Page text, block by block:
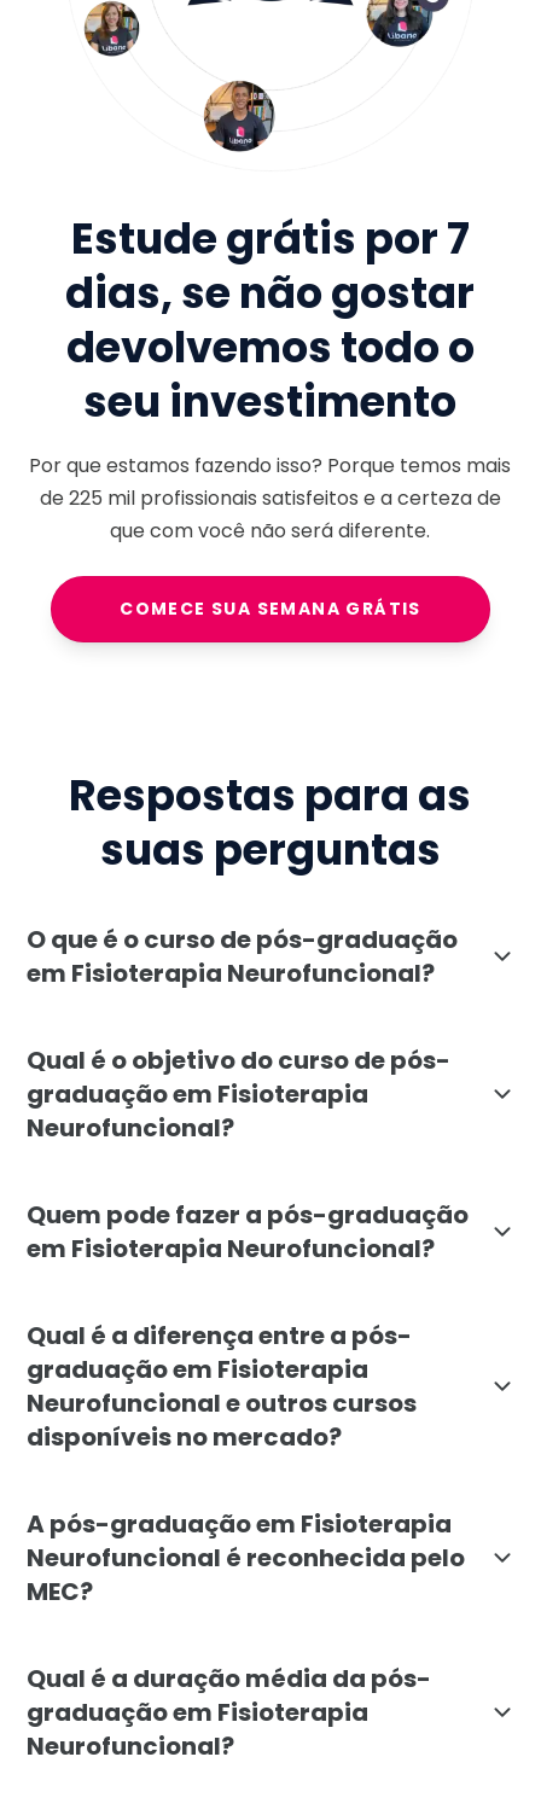
Estude grátis por 7
dias, se não gostar
devolvemos todo o
seu investimento
Por que estamos fazendo isso? Porque temos mais
de225 milprofissionais satisfeitos e a certeza de
que com você não será diferente.
COMECE SUA SEMANA GRÁTIS
Respostas para as
suas perguntas
O que é o curso de pós-graduação
em Fisioterapia Neurofuncional?
Qual é o objetivo do curso de pós-
graduação em Fisioterapia
Neurofuncional?
Quem pode fazer a pós-graduação
em Fisioterapia Neurofuncional?
Qual é a diferença entre a pós-
graduação em Fisioterapia
Neurofuncional e outros cursos
disponíveis no mercado?
A pós-graduação em Fisioterapia
Neurofuncional é reconhecida pelo
MEC?
Qual é a duração média da pós-
graduação em Fisioterapia
Neurofuncional?